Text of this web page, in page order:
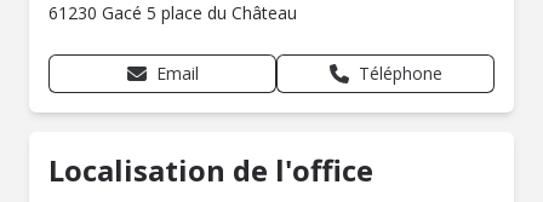
61230 Gacé 5 place du Château
Email Téléphone
Localisation de l'office